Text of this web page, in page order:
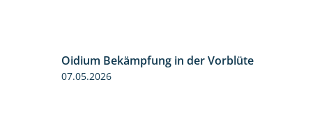
Oidium Bekämpfung in der Vorblüte
07.05.2026